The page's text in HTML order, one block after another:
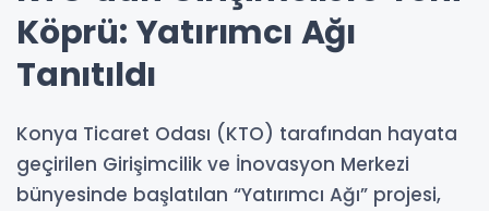
Köprü: Yatırımcı Ağı
Tanıtıldı
Konya Ticaret Odası (KTO) tarafından hayata
geçirilen Girişimcilik ve İnovasyon Merkezi
bünyesinde başlatılan “Yatırımcı Ağı” projesi,